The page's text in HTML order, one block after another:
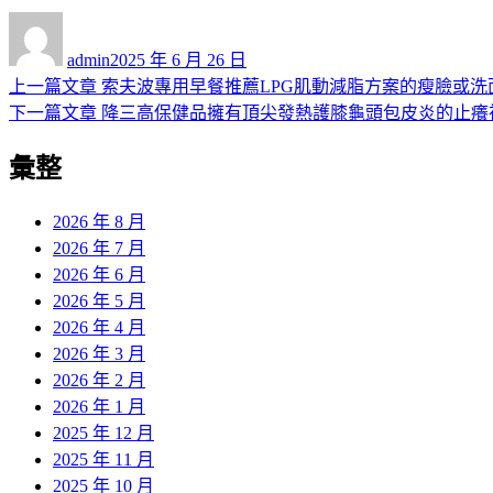
admin佈
日
期:
2025 年 6 月 26 日
文
章
導
上一篇文章 上
一
索夫波專用早餐推薦LPG肌動減脂方案的瘦臉或洗
下一篇文章 下
章:
降三高保健品擁有頂尖發熱護膝龜頭包皮炎的止癢
彙整
2026 年 8 月
2026 年 7 月
2026 年 6 月
2026 年 5 月
2026 年 4 月
2026 年 3 月
2026 年 2 月
2026 年 1 月
2025 年 12 月
2025 年 11 月
2025 年 10 月